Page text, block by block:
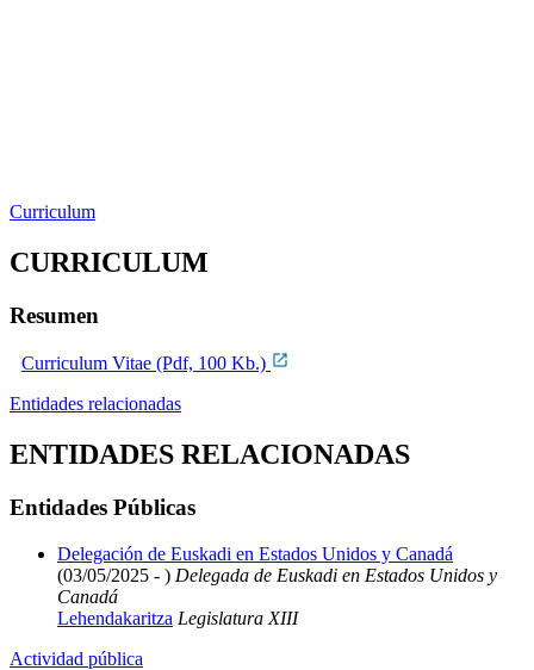
Curriculum
CURRICULUM
Resumen
Curriculum Vitae (Pdf, 100 Kb.)
Entidades relacionadas
ENTIDADES RELACIONADAS
Entidades Públicas
Delegación de Euskadi en Estados Unidos y Canadá
(03/05/2025 - ) Delegada de Euskadi en Estados Unidos y
Canadá
Lehendakaritza Legislatura XIII
Actividad pública